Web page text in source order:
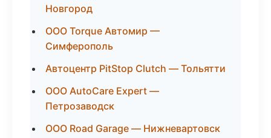
Новгород
ООО Torque Автомир —
Симферополь
Автоцентр PitStop Clutch — Тольятти
ООО AutoCare Expert —
Петрозаводск
ООО Road Garage — Нижневартовск